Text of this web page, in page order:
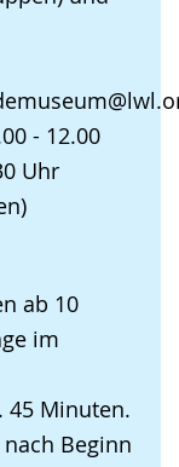
- 12.00
Uhr
ab 10
im
45 Minuten.
Beginn